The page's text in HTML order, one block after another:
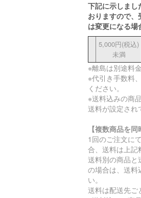
下記に示しまし
おりますので、
は変更になる場
5,000円(税込)
未満
※離島は別途料
※代引き手数料
ください。
※送料込みの商
送料が設定され
【複数商品を
1回のご注文に
合、送料は上記
送料別の商品と
の場合は、送料
い。
送料は配送先ご